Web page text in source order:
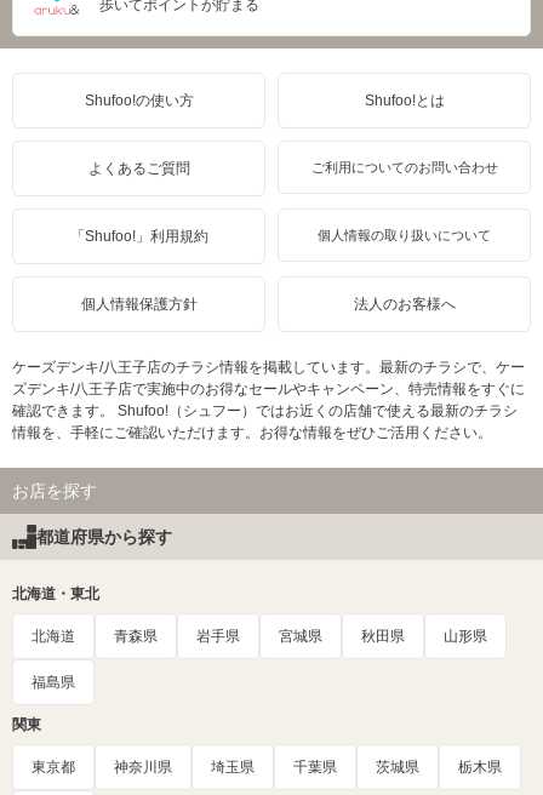
歩いてポイントが貯まる
Shufoo!の使い方 Shufoo!とは
よくあるご質問 ご利用についてのお問い合わせ
「Shufoo!」利用規約 個人情報の取り扱いについて
個人情報保護方針 法人のお客様へ
ケーズデンキ/八王子店のチラシ情報を掲載しています。最新のチラシで、ケー
ズデンキ/八王子店で実施中のお得なセールやキャンペーン、特売情報をすぐに
確認できます。 Shufoo!（シュフー）ではお近くの店舗で使える最新のチラシ
情報を、手軽にご確認いただけます。お得な情報をぜひご活用ください。
お店を探す
都道府県から探す
北海道・東北
北海道 青森県 岩手県 宮城県 秋田県 山形県
福島県
関東
東京都 神奈川県 埼玉県 千葉県 茨城県 栃木県